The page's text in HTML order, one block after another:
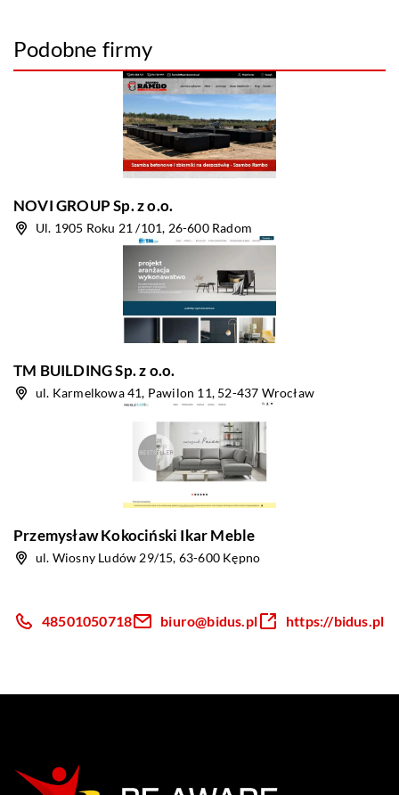
Podobne firmy
NOVI GROUP Sp. z o.o.
Ul. 1905 Roku 21 /101, 26-600 Radom
TM BUILDING Sp. z o.o.
ul. Karmelkowa 41, Pawilon 11, 52-437 Wrocław
Przemysław Kokociński Ikar Meble
ul. Wiosny Ludów 29/15, 63-600 Kępno
48501050718 biuro@bidus.pl https://bidus.pl